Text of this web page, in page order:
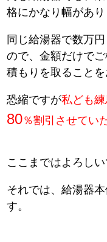
格にかなり幅があり
同じ給湯器で数万
ので、金額だけで
積もりを取ることを
恐縮ですが私ども
80％割引させてい
ここまではよろし
それでは、給湯器
す。